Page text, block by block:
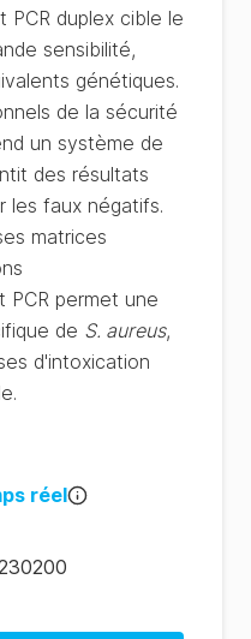
PCR duplex cible le
sensibilité,
génétiques.
de la sécurité
un système de
des résultats
les faux négatifs.
matrices
PCR permet une
de S. aureus,
d'intoxication
réel